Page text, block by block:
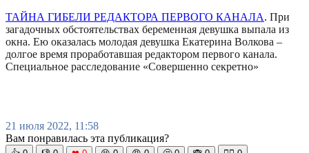
ТАЙНА ГИБЕЛИ РЕДАКТОРА ПЕРВОГО КАНАЛА. При
загадочных обстоятельствах беременная девушка выпала из
окна. Ею оказалась молодая девушка Екатерина Волкова –
долгое время проработавшая редактором первого канала.
Специальное расследование «Совершенно секретно»
21 июля 2022, 11:58
Вам понравилась эта публикация?